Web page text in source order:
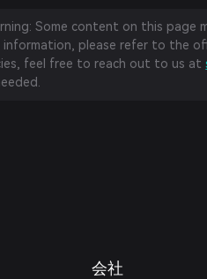
Some content on this
please refer to the
feel free to reach out to us at
会社